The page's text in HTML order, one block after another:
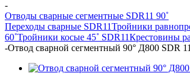
-
Отводы сварные сегментные SDR11 90˚
Переходы сварные SDR11Тройники
60˚Тройники косые 45˚ SDR11Крестовины
-Отвод сварной сегментный 90° Д800 SDR 11